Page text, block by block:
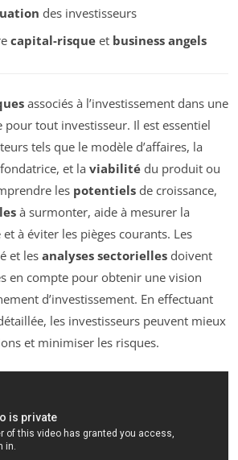
des investisseurs
capital-risqueet business angels
associés à l’investissement dans une
pour tout investisseur. Il est essentiel
tels que le modèle d’affaires, la
et la viabilité du produit ou
les potentiels de croissance,
à surmonter, aide à mesurer la
et à éviter les pièges courants. Les
et les analyses sectorielles doivent
en compte pour obtenir une vision
d’investissement. En effectuant
les investisseurs peuvent mieux
et minimiser les risques.